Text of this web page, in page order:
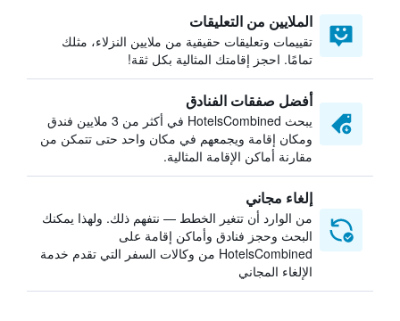
الملايين من التعليقات
تقييمات وتعليقات حقيقية من ملايين النزلاء، مثلك
تمامًا. احجز إقامتك المثالية بكل ثقة!
أفضل صفقات الفنادق
يبحث HotelsCombined في أكثر من 3 ملايين فندق
ومكان إقامة ويجمعهم في مكان واحد حتى تتمكن من
مقارنة أماكن الإقامة المثالية.
إلغاء مجاني
من الوارد أن تتغير الخطط — نتفهم ذلك. ولهذا يمكنك
البحث وحجز فنادق وأماكن إقامة على
HotelsCombined من وكالات السفر التي تقدم خدمة
الإلغاء المجاني